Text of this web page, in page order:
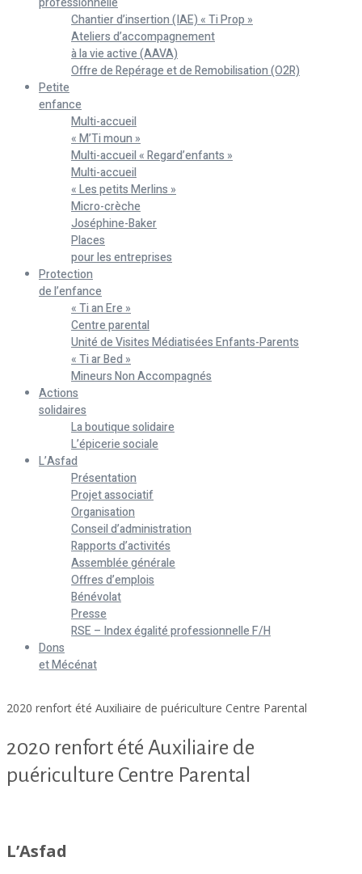
Chantier d’insertion (IAE) « Ti Prop »
Ateliers d’accompagnement
à la vie active (AAVA)
Offre de Repérage et de Remobilisation (O2R)
Petite
enfance
Multi-accueil
« M’Ti moun »
Multi-accueil « Regard’enfants »
Multi-accueil
« Les petits Merlins »
Micro-crèche
Joséphine-Baker
Places
pour les entreprises
Protection
de l’enfance
« Ti an Ere »
Centre parental
Unité de Visites Médiatisées Enfants-Parents
« Ti ar Bed »
Mineurs Non Accompagnés
Actions
solidaires
La boutique solidaire
L’épicerie sociale
L’Asfad
Présentation
Projet associatif
Organisation
Conseil d’administration
Rapports d’activités
Assemblée générale
Offres d’emplois
Bénévolat
Presse
RSE – Index égalité professionnelle F/H
Dons
et Mécénat
2020 renfort été Auxiliaire de puériculture Centre Parental
2020 renfort été Auxiliaire de
puériculture Centre Parental
L’Asfad